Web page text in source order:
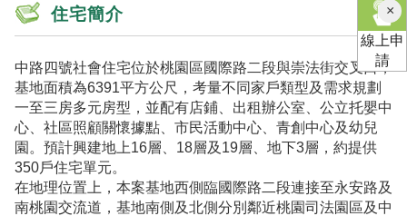
住宅簡介
中路四號社會住宅位於桃園區國際路二段與崇法街交叉口，
基地面積為6391平方公尺，考量不同家戶類型及需求規劃
一至三房多元房型，並配有店鋪、出租辦公室、公立托嬰中
心、社區照顧關懷據點、市民活動中心、青創中心及幼兒
園。預計興建地上16層、18層及19層、地下3層，約提供
350戶住宅單元。
在地理位置上，本案基地西側臨國際路二段連接至永安路及
南桃園交流道，基地南側及北側分別鄰近桃園司法園區及中
×關
閉
線上申
請